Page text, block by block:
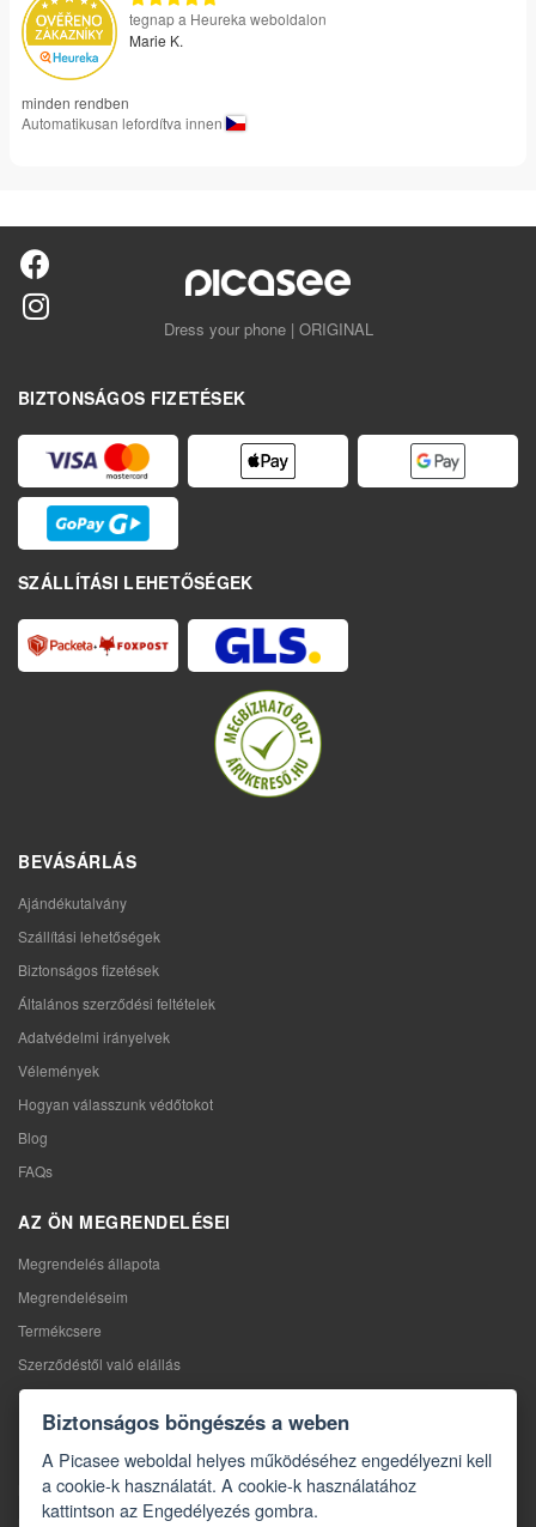
tegnap a Heureka weboldalon
Marie K.
minden rendben
Automatikusan lefordítva innen
Dress your phone | ORIGINAL
BIZTONSÁGOS FIZETÉSEK
SZÁLLÍTÁSI LEHETŐSÉGEK
BEVÁSÁRLÁS
Ajándékutalvány
Szállítási lehetőségek
Biztonságos fizetések
Általános szerződési feltételek
Adatvédelmi irányelvek
Vélemények
Hogyan válasszunk védőtokot
Blog
FAQs
AZ ÖN MEGRENDELÉSEI
Megrendelés állapota
Megrendeléseim
Termékcsere
Szerződéstől való elállás
Reklamáció
Kapcsolat
Kapcsolatfelvételi űrlap
Biztonságos böngészés a weben
A Picasee weboldal helyes működéséhez engedélyezni kell
a cookie-k használatát. A cookie-k használatához
kattintson az Engedélyezés gombra.